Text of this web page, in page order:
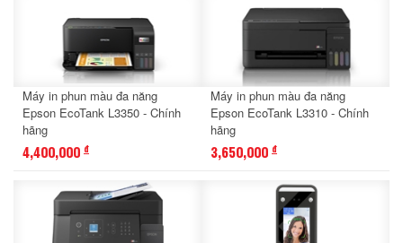
Máy in phun màu đa năng
Epson EcoTank L3350 - Chính
hãng
4,400,000 đ
Máy in phun màu đa năng
Epson EcoTank L3310 - Chính
hãng
3,650,000 đ